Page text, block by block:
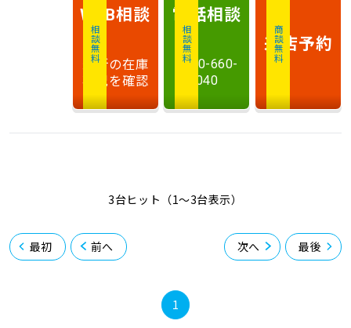
相談無料
WEB相談
最新の在庫
状況を確認
相談無料
電話相談
0120-660-
040
商談無料
来店予約
3台ヒット（1〜3台表示）
最初 前へ
1
次へ 最後